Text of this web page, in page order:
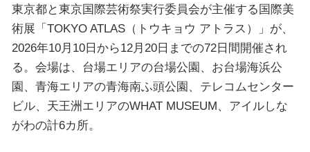
東京都と東京国際芸術祭実行委員会が主催する国際美
術展「TOKYO ATLAS（トウキョウ アトラス）」が、
2026年10月10日から12月20日までの72日間開催され
る。会場は、台場エリアの台場公園、お台場海浜公
園、青海エリアの青海南ふ頭公園、テレコムセンター
ビル、天王洲エリアのWHAT MUSEUM、アイルしな
がわの計6カ所。